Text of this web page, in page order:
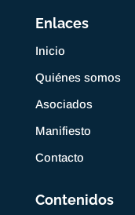
Enlaces
Inicio
Quiénes somos
Asociados
Manifiesto
Contacto
Contenidos